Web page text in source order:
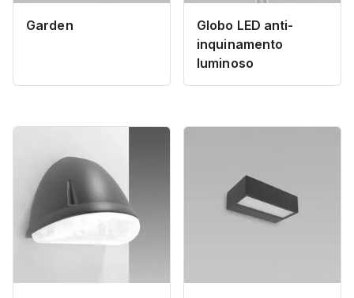
Garden
Globo LED anti-
inquinamento
luminoso